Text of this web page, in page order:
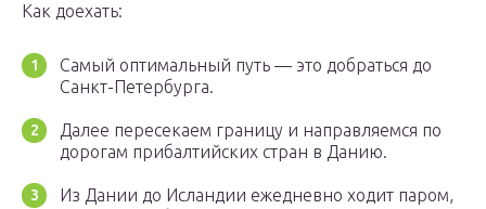
Как доехать:
Самый оптимальный путь — это добраться до
Санкт-Петербурга.
Далее пересекаем границу и направляемся по
дорогам прибалтийских стран в Данию.
Из Дании до Исландии ежедневно ходит паром,